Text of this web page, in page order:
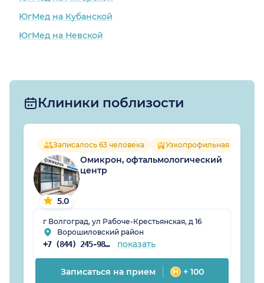
ЮгМед на Кубанской
ЮгМед на Невской
Клиники поблизости
Записалось 63 человека Узкопрофильная клиника
5.0
Омикрон, офтальмологический
центр
г Волгоград, ул Рабоче-Крестьянская, д 16
Ворошиловский район
+7 (844) 245-98-19 показать
Записаться на прием + 100